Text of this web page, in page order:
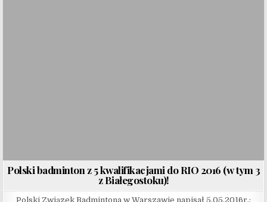
Polski badminton z 5 kwalifikacjami do RIO 2016 (w tym 3
z Białegostoku)!
Polski Związek Badmintona w Warszawie napisał 5.05.2016r.: